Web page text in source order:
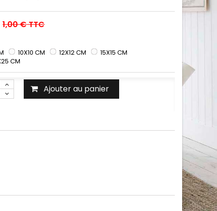
1,00 €TTC
10X10 CM 12X12 CM
15X15 CM
CM
Ajouter au panier